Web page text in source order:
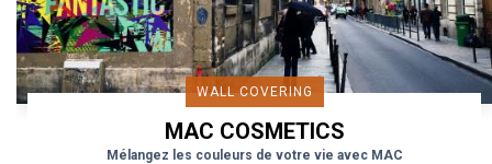
WALL COVERING
MAC COSMETICS
Mélangez les couleurs de votre vie avec MAC